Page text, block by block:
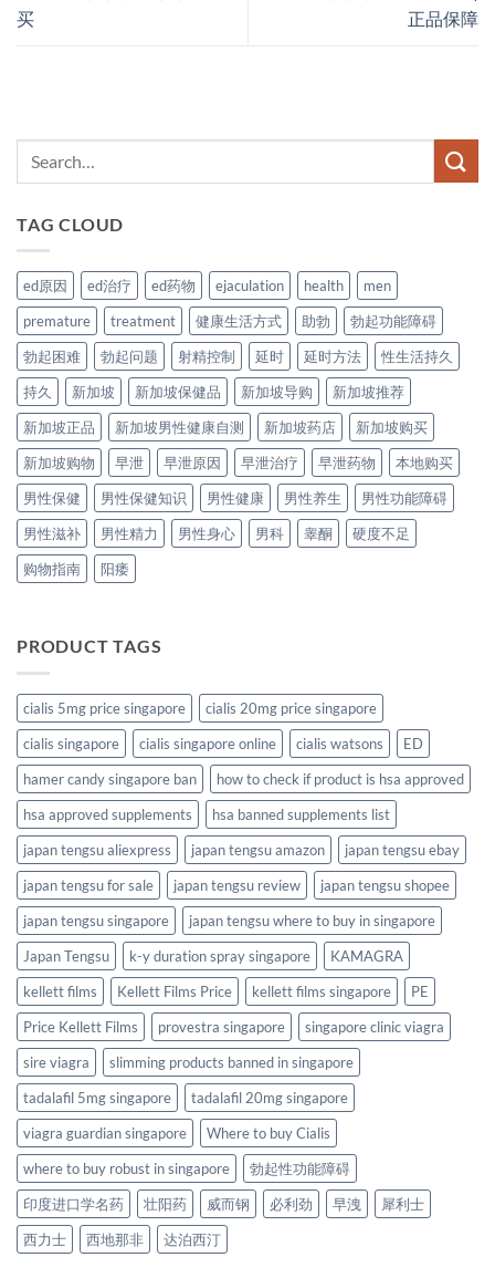
买
正品保障
TAG CLOUD
ed原因 ed治疗 ed药物 ejaculation health
men
premature
treatment 健康生活方式 助勃
勃起功能障碍
勃起困难
勃起问题 射精控制 延时 延时方法
性生活持久
持久
新加坡 新加坡保健品 新加坡导购
新加坡推荐
新加坡正品
新加坡男性健康自测 新加坡药店
新加坡购买
新加坡购物
早泄 早泄原因 早泄治疗 早泄药物
本地购买
男性保健
男性保健知识 男性健康 男性养生
男性功能障碍
男性滋补
男性精力 男性身心 男科 睾酮
硬度不足
购物指南
阳痿
PRODUCT TAGS
cialis 5mg price singapore
cialis 20mg price singapore
cialis singapore
cialis singapore online cialis watsons
ED
hamer candy singapore ban
how to check if product is hsa approved
hsa approved supplements
hsa banned supplements list
japan tengsu aliexpress
japan tengsu amazon
japan tengsu ebay
japan tengsu for sale
japan tengsu review
japan tengsu shopee
japan tengsu singapore
japan tengsu where to buy in singapore
Japan Tengsu
k-y duration spray singapore
KAMAGRA
kellett films
Kellett Films Price kellett films singapore
PE
Price Kellett Films
provestra singapore
singapore clinic viagra
sire viagra
slimming products banned in singapore
tadalafil 5mg singapore
tadalafil 20mg singapore
viagra guardian singapore
Where to buy Cialis
where to buy robust in singapore
勃起性功能障碍
印度进口学名药
壮阳药 威而钢 必利劲 早洩
犀利士
西力士
西地那非 达泊西汀